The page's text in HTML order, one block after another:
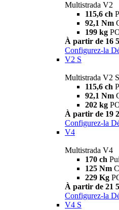
Multistrada V2
115,6 ch
92,1 Nm
199 kg
À partir de 16
Configurez-la
V2 S
Multistrada V2 S
115,6 ch
92,1 Nm
202 kg
À partir de 19
Configurez-la
V4
Multistrada V4
170 ch
125 Nm
229 Kg
À partir de 21
Configurez-la
V4 S